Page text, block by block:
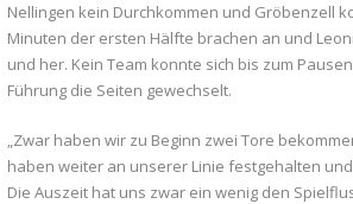
Nellingen kein Durchkommen und Gröbenzell
Minuten der ersten Hälfte brachen an und
und her. Kein Team konnte sich bis zum
Führung die Seiten gewechselt.
„Zwar haben wir zu Beginn zwei Tore
haben weiter an unserer Linie festgehalten
Die Auszeit hat uns zwar ein wenig den